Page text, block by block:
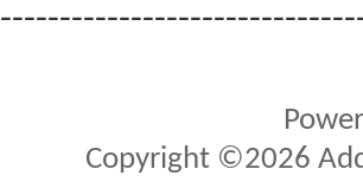
Copyright ©2026